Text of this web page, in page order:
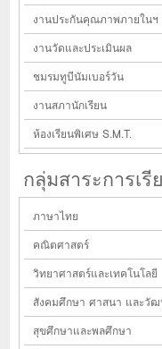
งานประกันคุณภาพภายในฯ
งานวัดและประเมินผล
ชมรมทูบีนัมเบอร์วัน
งานสภานักเรียน
ห้องเรียนพิเศษ S.M.T.
กลุ่มสาระการเรี
ภาษาไทย
คณิตศาสตร์
วิทยาศาสตร์และเทคโนโลยี
สังคมศึกษา ศาสนา และวัฒ
สุขศึกษาและพลศึกษา